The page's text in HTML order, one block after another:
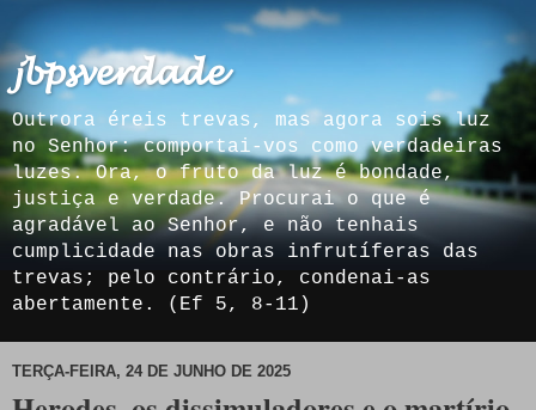
𝓳𝓫𝓹𝓼𝓿𝓮𝓻𝓭𝓪𝓭𝓮
Outrora éreis trevas, mas agora sois luz
no Senhor: comportai-vos como verdadeiras
luzes. Ora, o fruto da luz é bondade,
justiça e verdade. Procurai o que é
agradável ao Senhor, e não tenhais
cumplicidade nas obras infrutíferas das
trevas; pelo contrário, condenai-as
abertamente. (Ef 5, 8-11)
TERÇA-FEIRA, 24 DE JUNHO DE 2025